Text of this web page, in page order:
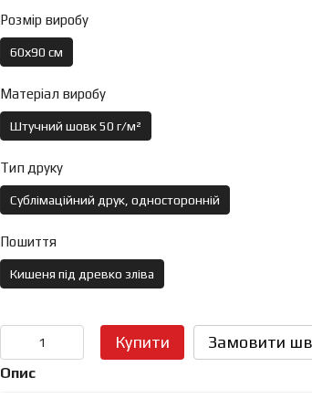
Розмір виробу
60х90 см
Матеріал виробу
Штучний шовк 50 г/м²
Тип друку
Сублімаційний друк, односторонній
Пошиття
Кишеня під древко зліва
Купити Замовити
Опис